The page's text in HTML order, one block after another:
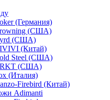
(Германия)
(США)
(США)
(Китай)
Steel (США)
(США)
(Италия)
Firebird (Китай)
Adimanti